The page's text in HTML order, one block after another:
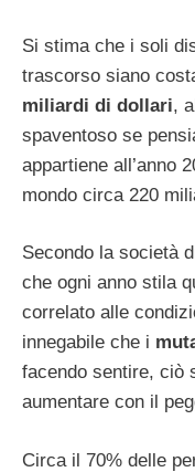
Si stima che i soli
trascorso siano
miliardi di dollari,
spaventoso se
appartiene all’anno
mondo circa 220
Secondo la società
che ogni anno stila
correlato alle
innegabile che i
facendo sentire, ciò
aumentare con il
Circa il 70% delle